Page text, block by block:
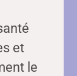
et
le